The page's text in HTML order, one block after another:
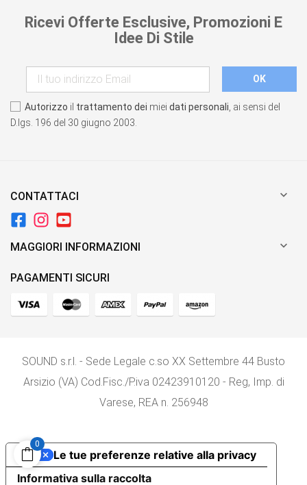
Ricevi Offerte Esclusive, Promozioni E
Idee Di Stile
Autorizzo il trattamento dei miei dati personali , ai sensi del
D.lgs. 196 del 30 giugno 2003.
CONTATTACI 
MAGGIORI INFORMAZIONI 
PAGAMENTI SICURI
SOUND s.r.l. - Sede Legale c.so XX Settembre 44 Busto
Arsizio (VA) Cod.Fisc./P.iva 02423910120 - Reg, Imp. di
Varese, REA n. 256948
0
Informativa sulla raccolta
Le tue preferenze relative alla privacy